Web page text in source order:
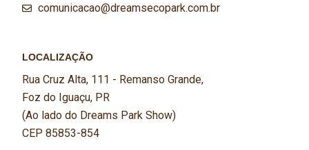
comunicacao@dreamsecopark.com.br
LOCALIZAÇÃO
Rua Cruz Alta, 111 - Remanso Grande,
Foz do Iguaçu, PR
(Ao lado do Dreams Park Show)
CEP 85853-854